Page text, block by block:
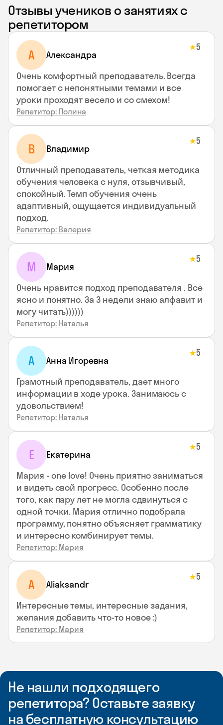
Отзывы учеников о занятиях с
репетитором
A Aлександра
★5
Очень комфортный преподаватель. Всегда
помогает с непонятными темами и все
уроки проходят весело и со смехом!
Репетитор: Полина
В Владимир
★5
Отличный преподаватель, четкая методика
обучения человека с нуля, отзывчивый,
спокойный. Темп обучения очень
адаптивный, ощущается индивидуальный
подход.
Репетитор: Валерия
М Мария
★5
Очень нравится подход преподавателя . Все
ясно и понятно. За 3 недели знаю алфавит и
могу читать))))))
Репетитор: Наталья
А Анна Игоревна
★5
Грамотный преподаватель, дает много
информации в ходе урока. Занимаюсь с
удовольствием!
Репетитор: Наталья
Е Екатерина
★5
Мария - one love! Очень приятно заниматься
и видеть свой прогресс. Особенно после
того, как пару лет не могла сдвинуться с
одной точки. Мария отлично подобрала
программу, понятно объясняет грамматику
и интересно комбинирует темы.
Репетитор: Мария
A Aliaksandr
★5
Интересные темы, интересные задания,
желания добавить что-то новое :)
Репетитор: Мария
Не нашли подходящего
репетитора? Оставьте заявку
на бесплатную консультацию